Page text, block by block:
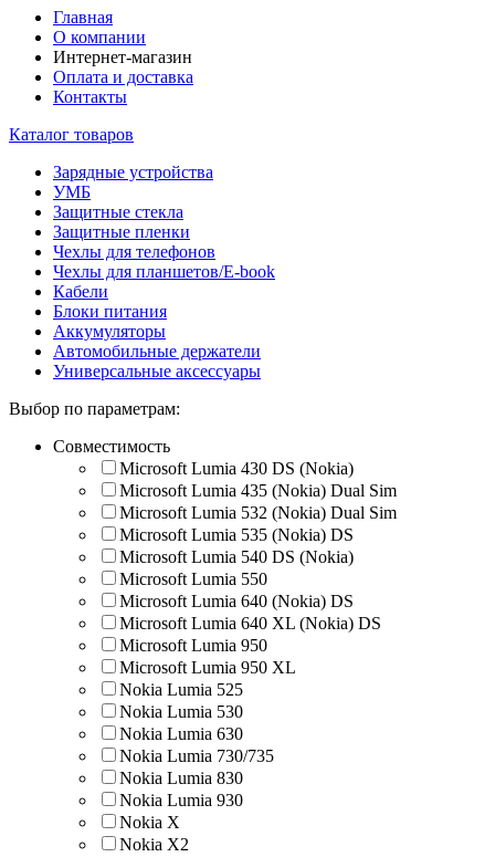
Главная
О компании
Интернет-магазин
Оплата и доставка
Контакты
Каталог товаров
Зарядные устройства
УМБ
Защитные стекла
Защитные пленки
Чехлы для телефонов
Чехлы для планшетов/E-book
Кабели
Блоки питания
Аккумуляторы
Автомобильные держатели
Универсальные аксессуары
Выбор по параметрам:
Совместимость
Microsoft Lumia 430 DS (Nokia)
Microsoft Lumia 435 (Nokia) Dual Sim
Microsoft Lumia 532 (Nokia) Dual Sim
Microsoft Lumia 535 (Nokia) DS
Microsoft Lumia 540 DS (Nokia)
Microsoft Lumia 550
Microsoft Lumia 640 (Nokia) DS
Microsoft Lumia 640 XL (Nokia) DS
Microsoft Lumia 950
Microsoft Lumia 950 XL
Nokia Lumia 525
Nokia Lumia 530
Nokia Lumia 630
Nokia Lumia 730/735
Nokia Lumia 830
Nokia Lumia 930
Nokia X
Nokia X2